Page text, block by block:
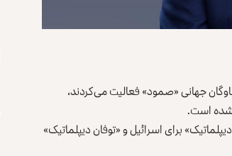
ناوگان جهانی «صمود» فعالیت می‌کردند،
شده است.
برای اسرائيل و «توفان دیپلماتیک»